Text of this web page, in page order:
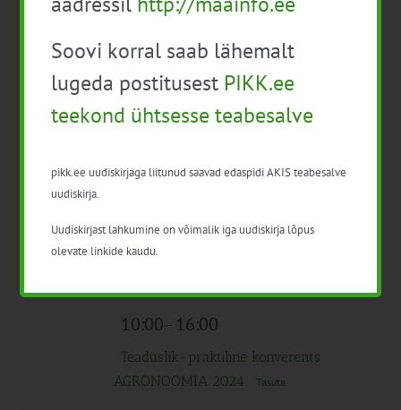
5
Veebikoolitus “Ergonoomika
põllumajanduses”
K
6
10:00-17:00
EPKK konverents Aiandusfoorum 2024
7
Toiduhügieen ja enesekontroll
10:00- 16:00
Teaduslik-praktiline konverents
AGRONOOMIA 2024
Tasuta
Soovi korral saab lähemalt
lugeda postitusest PIKK.ee
teekond ühtsesse teabesalve
pikk.ee uudiskirjaga liitunud saavad edaspidi AKIS teabesalve
uudiskirja.
Uudiskirjast lahkumine on võimalik iga uudiskirja lõpus
olevate linkide kaudu.